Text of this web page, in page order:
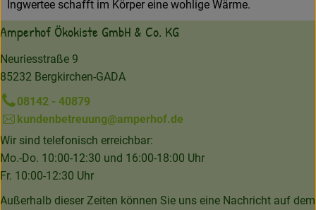
Ingwertee schafft im Körper eine wohlige Wärme.
Amperhof Ökokiste GmbH & Co. KG
Neuriesstraße 9
85232 Bergkirchen-GADA
08142 - 40879
kundenbetreuung@amperhof.de
Wir sind telefonisch erreichbar:
Mo.-Do. 10:00-12:30 und 16:00-18:00 Uhr
Fr. 10:00-12:30 Uhr
Außerhalb dieser Zeiten können Sie uns eine Nachricht auf dem